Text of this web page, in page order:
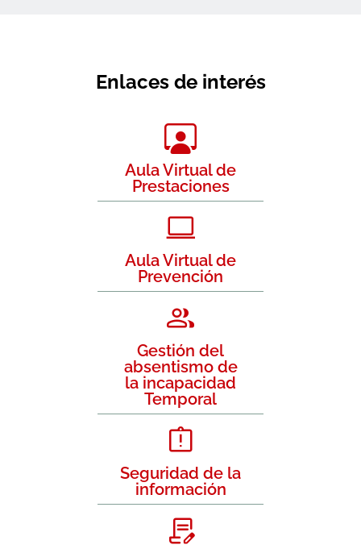
Enlaces de interés
Aula Virtual de
Prestaciones
Aula Virtual de
Prevención
Gestión del
absentismo de
la incapacidad
Temporal
Seguridad de la
información